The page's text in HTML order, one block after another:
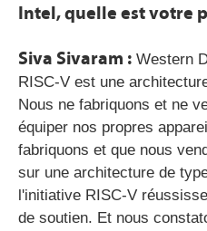
Intel, quelle est votre
Siva Sivaram : Western
RISC-V est une
Nous ne fabriquons et ne
équiper nos propres
fabriquons et que nous
sur une architecture de
l'initiative RISC-V
de soutien. Et nous